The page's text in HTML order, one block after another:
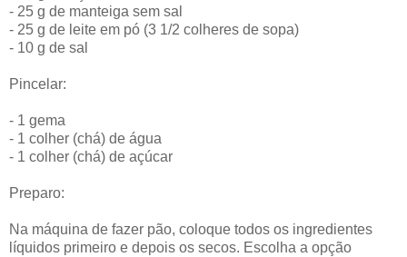
- 25 g de manteiga sem sal
- 25 g de leite em pó (3 1/2 colheres de sopa)
- 10 g de sal
Pincelar:
- 1 gema
- 1 colher (chá) de água
- 1 colher (chá) de açúcar
Preparo:
Na máquina de fazer pão, coloque todos os ingredientes
líquidos primeiro e depois os secos. Escolha a opção